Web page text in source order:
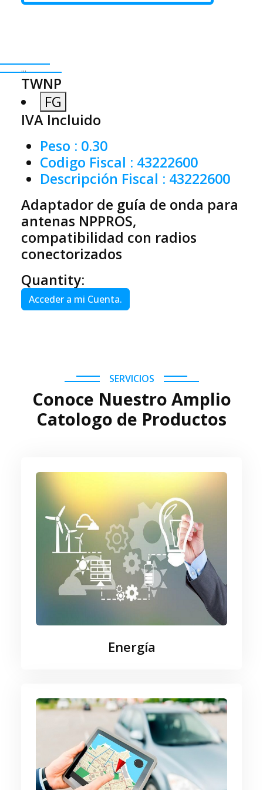
...
TWNP
FG
IVA Incluido
Peso : 0.30
Codigo Fiscal : 43222600
Descripción Fiscal : 43222600
Adaptador de guía de onda para
antenas NPPROS,
compatibilidad con radios
conectorizados
Quantity:
Acceder a mi Cuenta.
SERVICIOS
Conoce Nuestro Amplio
Catologo de Productos
Energía